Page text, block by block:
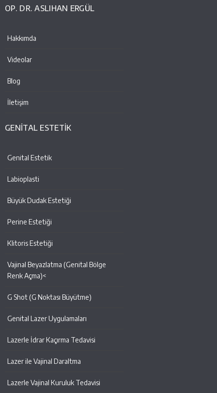
OP. DR. ASLIHAN ERGÜL
Hakkımda
Videolar
Blog
İletişim
GENİTAL ESTETİK
Genital Estetik
Labioplasti
Büyük Dudak Estetiği
Perine Estetiği
Klitoris Estetiği
Vajinal Beyazlatma (Genital Bölge
Renk Açma)<
G Shot (G Noktası Büyütme)
Genital Lazer Uygulamaları
Lazerle İdrar Kaçırma Tedavisi
Lazer ile Vajinal Daraltma
Lazerle Vajinal Kuruluk Tedavisi